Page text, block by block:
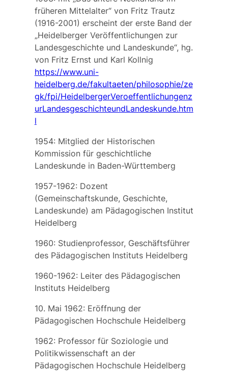
früheren Mittelalter“ von Fritz Trautz
(1916-2001) erscheint der erste Band der
„Heidelberger Veröffentlichungen zur
Landesgeschichte und Landeskunde“, hg.
von Fritz Ernst und Karl Kollnig
https://www.uni-
heidelberg.de/fakultaeten/philosophie/ze
gk/fpi/HeidelbergerVeroeffentlichungenz
urLandesgeschichteundLandeskunde.htm
l
1954: Mitglied der Historischen
Kommission für geschichtliche
Landeskunde in Baden-Württemberg
1957-1962: Dozent
(Gemeinschaftskunde, Geschichte,
Landeskunde) am Pädagogischen Institut
Heidelberg
1960: Studienprofessor, Geschäftsführer
des Pädagogischen Instituts Heidelberg
1960-1962: Leiter des Pädagogischen
Instituts Heidelberg
10. Mai 1962: Eröffnung der
Pädagogischen HochschuleHeidelberg
1962: Professor für Soziologie und
Politikwissenschaft an der
Pädagogischen Hochschule Heidelberg